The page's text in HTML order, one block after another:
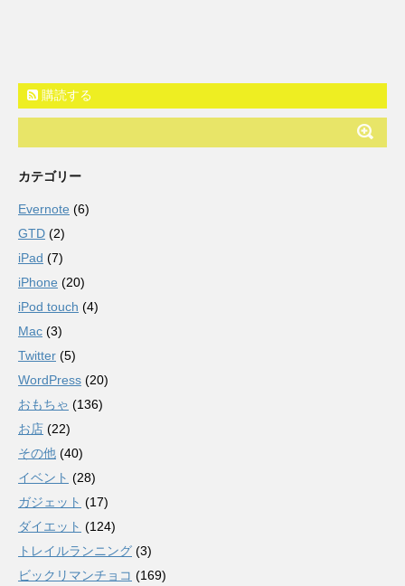
購読する
カテゴリー
Evernote (6)
GTD (2)
iPad (7)
iPhone (20)
iPod touch (4)
Mac (3)
Twitter (5)
WordPress (20)
おもちゃ (136)
お店 (22)
その他 (40)
イベント (28)
ガジェット (17)
ダイエット (124)
トレイルランニング (3)
ビックリマンチョコ (169)